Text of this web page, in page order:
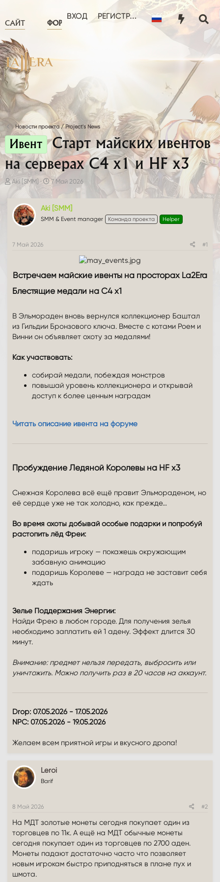
САЙТ ФОРУМ
ЧТО НОВОГО?
ВХОД РЕГИСТРАЦИЯ
Новости проекта / Project's News
Ивент
Старт майских ивентов
на серверах C4 x1 и HF x3
А
о
р
м
Aki [SMM]
Д
а
а
н
7 Май 2026
Aki [SMM]
SMM & Event manager Команда проекта Helper
7 Май 2026 #1
Встречаем майские ивенты на просторах La2Era​
Блестящие медали на C4 x1​
В Эльмораден вновь вернулся коллекционер Баштал
из Гильдии Бронзового ключа. Вместе с котами Роем и
Винни он объявляет охоту за медалями!
Как участвовать:
собирай медали, побеждая монстров
повышай уровень коллекционера и открывай
доступ к более ценным наградам
Читать описание ивента на форуме
Пробуждение Ледяной Королевы на HF x3​
Снежная Королева всё ещё правит Эльмораденом, но
её сердце уже не так холодно, как прежде…
Во время охоты добывай особые подарки и попробуй
растопить лёд Фреи:
подаришь игроку — покажешь окружающим
забавную анимацию
подаришь Королеве — награда не заставит себя
ждать
Зелье Поддержания Энергии:
Найди Фрею в любом городе. Для получения зелья
необходимо заплатить ей 1 адену. Эффект длится 30
минут.
Внимание: предмет нельзя передать, выбросить или
уничтожить. Можно получить раз в 20 часов на аккаунт.
Drop: 07.05.2026 - 17.05.2026
NPC: 07.05.2026 - 19.05.2026
Желаем всем приятной игры и вкусного дропа!
Leroi
Barif
8 Май 2026 #2
На МДТ золотые монеты сегодня покупает один из
торговцев по 11к. А ещё на МДТ обычные монеты
сегодня покупает один из торговцев по 2700 аден.
Монеты падают достаточно часто что позволяет
новым игрокам быстро приподняться в плане пух и
шмота.